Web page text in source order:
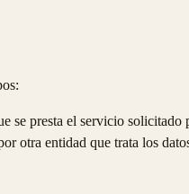
se presta el servicio solicitado
otra entidad que trata los